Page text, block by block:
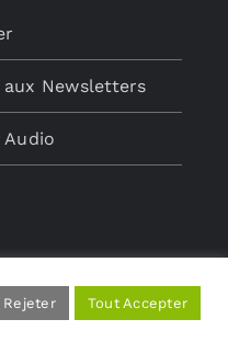
Newsletters
Audio
Rejeter Tout Accepter